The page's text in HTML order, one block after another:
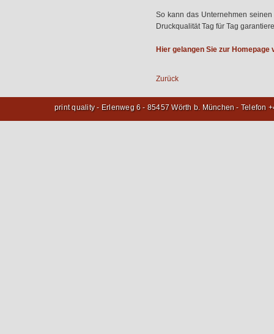
So kann das Unternehmen
Druckqualität Tag für Tag
Hier gelangen Sie zur
Zurück
print quality - Erlenweg 6 - 85457 Wörth b. München - Telefon